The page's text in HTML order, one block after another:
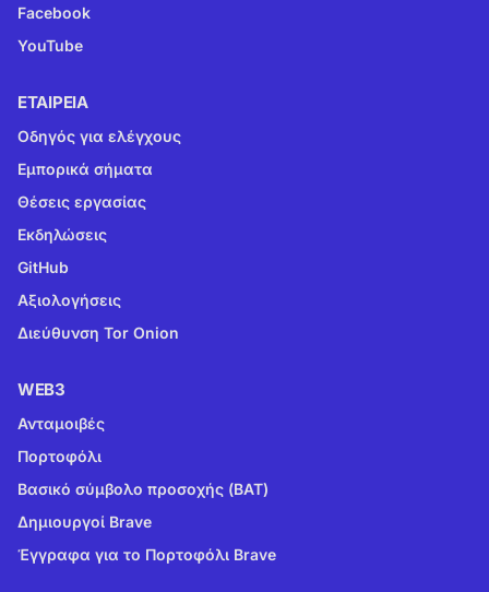
Facebook
YouTube
ΕΤΑΙΡΕΊΑ
Οδηγός για ελέγχους
Εμπορικά σήματα
Θέσεις εργασίας
Εκδηλώσεις
GitHub
Αξιολογήσεις
Διεύθυνση Tor Onion
WEB3
Ανταμοιβές
Πορτοφόλι
Βασικό σύμβολο προσοχής (BAT)
Δημιουργοί Brave
Έγγραφα για το Πορτοφόλι Brave